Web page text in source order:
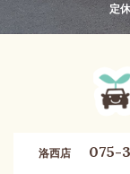
定
洛西店 075-